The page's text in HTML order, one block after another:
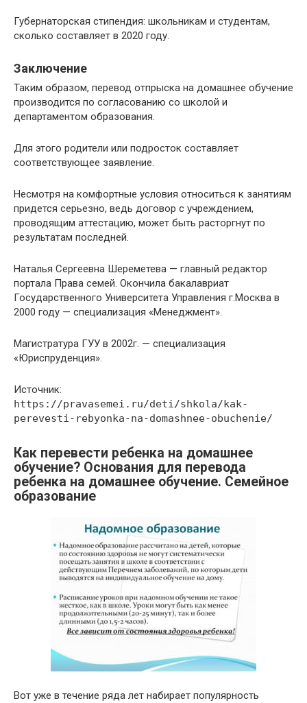
Губернаторская стипендия: школьникам и студентам,
сколько составляет в 2020 году.
Заключение
Таким образом, перевод отпрыска на домашнее обучение
производится по согласованию со школой и
департаментом образования.
Для этого родители или подросток составляет
соответствующее заявление.
Несмотря на комфортные условия относиться к занятиям
придется серьезно, ведь договор с учреждением,
проводящим аттестацию, может быть расторгнут по
результатам последней.
Наталья Сергеевна Шереметева — главный редактор
портала Права семей. Окончила бакалавриат
Государственного Университета Управления г.Москва в
2000 году — специализация «Менеджмент».
Магистратура ГУУ в 2002г. — специализация
«Юриспруденция».
Источник:
https://pravasemei.ru/deti/shkola/kak-
perevesti-rebyonka-na-domashnee-obuchenie/
Как перевести ребенка на домашнее
обучение? Основания для перевода
ребенка на домашнее обучение. Семейное
образование
Вот уже в течение ряда лет набирает популярность